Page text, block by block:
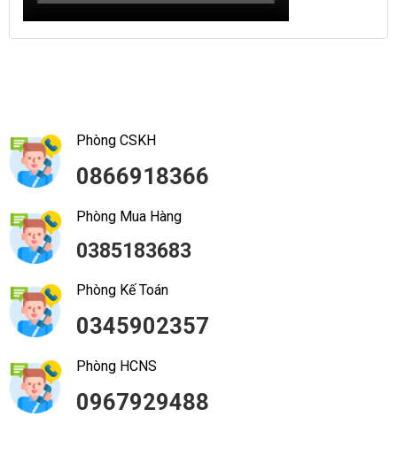
Phòng CSKH
0866918366
Phòng Mua Hàng
0385183683
Phòng Kế Toán
0345902357
Phòng HCNS
0967929488